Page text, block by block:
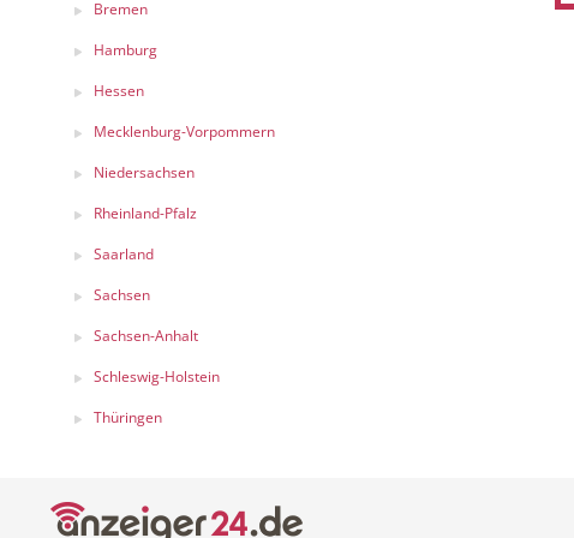
Bremen
Hamburg
Hessen
Mecklenburg-Vorpommern
Niedersachsen
Rheinland-Pfalz
Saarland
Sachsen
Sachsen-Anhalt
Schleswig-Holstein
Thüringen